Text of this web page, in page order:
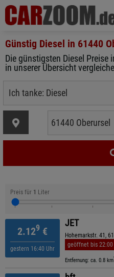
Günstig Diesel in 61440
Die günstigsten Diesel Preise
in unserer Übersicht
Preis für 1 Liter
2.129 €
gestern 16:40 Uhr
JET
Hohemarkstr. 41,
geöffnet bis 22:00
Entfernung: ca. 0.8 km